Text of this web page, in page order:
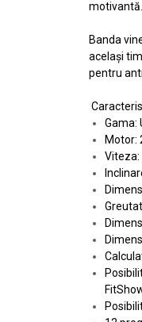
motivantă.
Banda
același
pentru
Gama:
Motor:
Viteza: